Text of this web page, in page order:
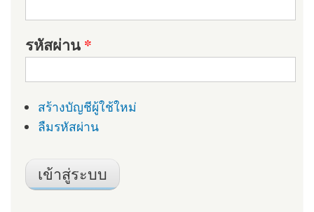
รหัสผ่าน*
สร้างบัญชีผู้ใช้ใหม่
ลืมรหัสผ่าน